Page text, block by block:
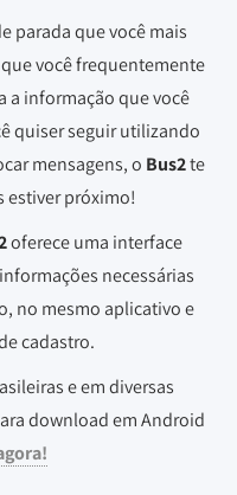
parada que você mais
você frequentemente
a informação que você
quiser seguir utilizando
mensagens, o Bus2te
estiver próximo!
oferece uma interface
necessárias
no mesmo aplicativo e
cadastro.
e em diversas
download em Android